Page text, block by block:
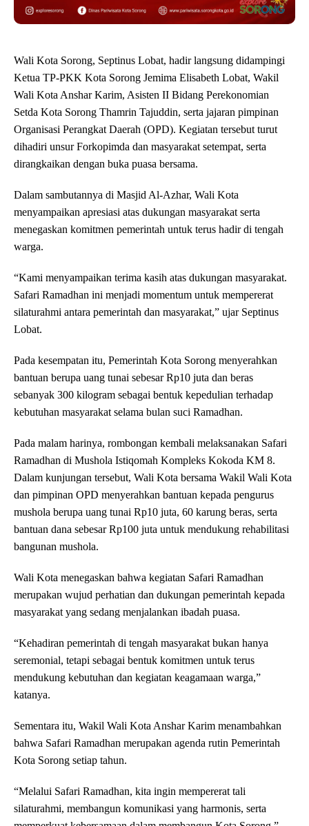
Wali Kota Sorong, Septinus Lobat, hadir langsung didampingi
Ketua TP-PKK Kota Sorong Jemima Elisabeth Lobat, Wakil
Wali Kota Anshar Karim, Asisten II Bidang Perekonomian
Setda Kota Sorong Thamrin Tajuddin, serta jajaran pimpinan
Organisasi Perangkat Daerah (OPD). Kegiatan tersebut turut
dihadiri unsur Forkopimda dan masyarakat setempat, serta
dirangkaikan dengan buka puasa bersama.
Dalam sambutannya di Masjid Al-Azhar, Wali Kota
menyampaikan apresiasi atas dukungan masyarakat serta
menegaskan komitmen pemerintah untuk terus hadir di tengah
warga.
“Kami menyampaikan terima kasih atas dukungan masyarakat.
Safari Ramadhan ini menjadi momentum untuk mempererat
silaturahmi antara pemerintah dan masyarakat,” ujar Septinus
Lobat.
Pada kesempatan itu, Pemerintah Kota Sorong menyerahkan
bantuan berupa uang tunai sebesar Rp10 juta dan beras
sebanyak 300 kilogram sebagai bentuk kepedulian terhadap
kebutuhan masyarakat selama bulan suci Ramadhan.
Pada malam harinya, rombongan kembali melaksanakan Safari
Ramadhan di Mushola Istiqomah Kompleks Kokoda KM 8.
Dalam kunjungan tersebut, Wali Kota bersama Wakil Wali Kota
dan pimpinan OPD menyerahkan bantuan kepada pengurus
mushola berupa uang tunai Rp10 juta, 60 karung beras, serta
bantuan dana sebesar Rp100 juta untuk mendukung rehabilitasi
bangunan mushola.
Wali Kota menegaskan bahwa kegiatan Safari Ramadhan
merupakan wujud perhatian dan dukungan pemerintah kepada
masyarakat yang sedang menjalankan ibadah puasa.
“Kehadiran pemerintah di tengah masyarakat bukan hanya
seremonial, tetapi sebagai bentuk komitmen untuk terus
mendukung kebutuhan dan kegiatan keagamaan warga,”
katanya.
Sementara itu, Wakil Wali Kota Anshar Karim menambahkan
bahwa Safari Ramadhan merupakan agenda rutin Pemerintah
Kota Sorong setiap tahun.
“Melalui Safari Ramadhan, kita ingin mempererat tali
silaturahmi, membangun komunikasi yang harmonis, serta